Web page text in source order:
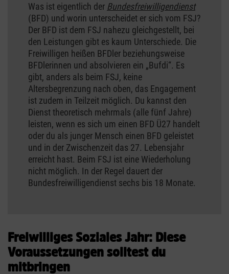
Was ist eigentlich der Bundesfreiwilligendienst
(BFD) und worin unterscheidet er sich vom FSJ?
Der BFD ist dem FSJ nahezu gleichgestellt, bei
den Leistungen gibt es kaum Unterschiede. Die
Freiwilligen heißen BFDler beziehungsweise
BFDlerinnen und absolvieren ein „Bufdi“. Es
gibt, anders als beim FSJ, keine
Altersbegrenzung nach oben, das Engagement
ist zudem in Teilzeit möglich. Du kannst den
Dienst theoretisch mehrmals (alle fünf Jahre)
leisten, wenn es sich um einen BFD Ü27 handelt
oder du als junger Mensch einen BFD geleistet
und in der Zwischenzeit das 27. Lebensjahr
erreicht hast. Beim FSJ ist eine Wiederholung
nicht möglich. In der Regel dauert der
Bundesfreiwilligendienst sechs bis 18 Monate.
Freiwilliges Soziales Jahr: Diese
Voraussetzungen solltest du
mitbringen